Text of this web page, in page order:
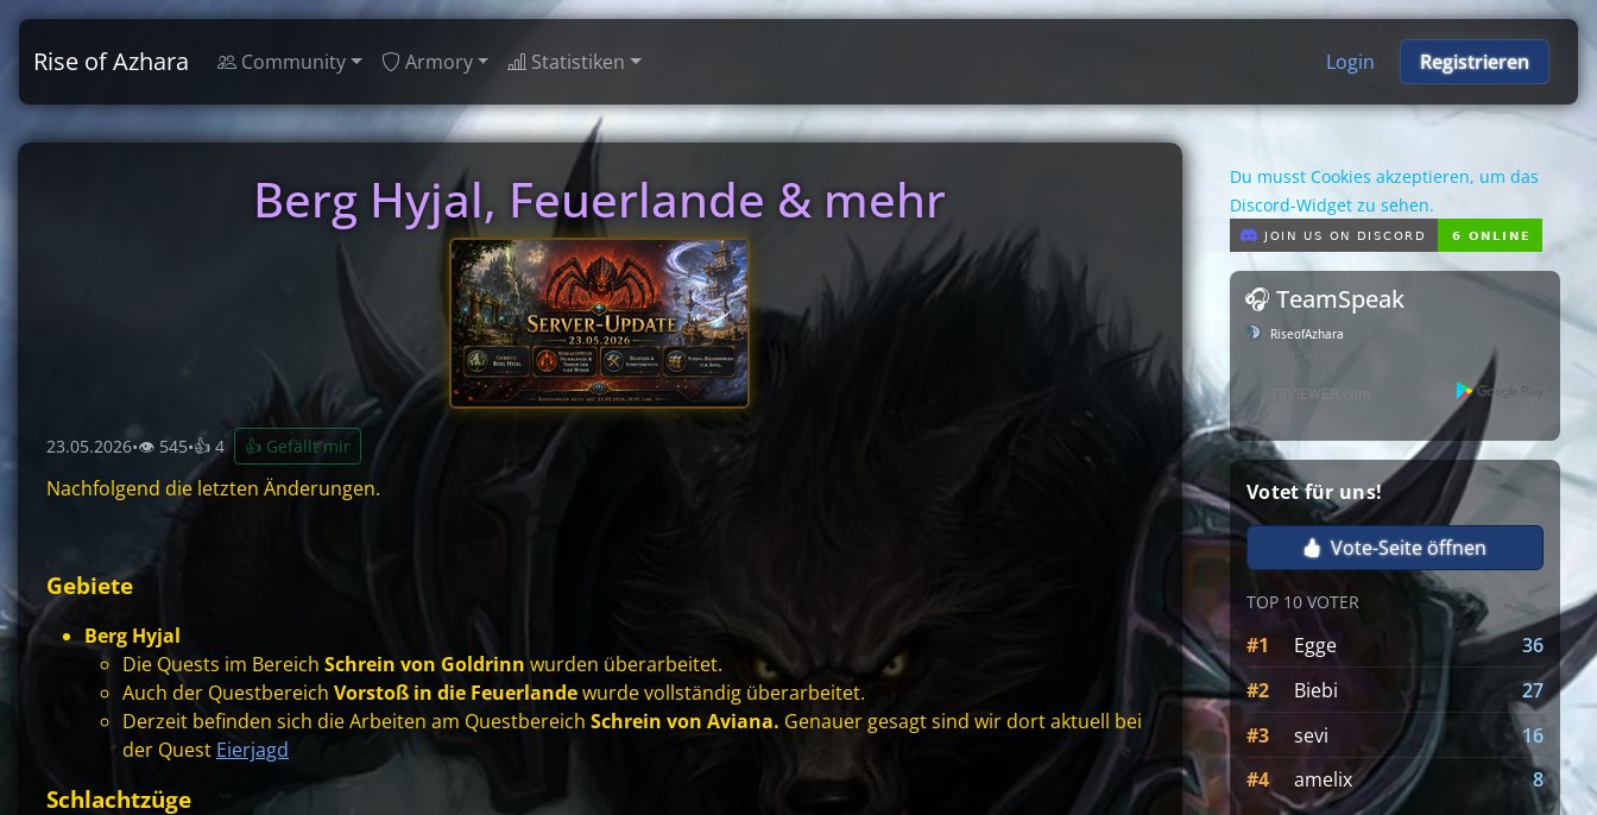
Rise of Azhara Community Armory Statistiken Login Registrieren
Berg Hyjal, Feuerlande & mehr
23.05.2026•👁 545•👍 4 👍 Gefällt mir
Nachfolgend die letzten Änderungen.
Gebiete
Berg Hyjal
Die Quests im Bereich Schrein von Goldrinn wurden überarbeitet.
Auch der Questbereich Vorstoß in die Feuerlandewurde vollständig überarbeitet.
Derzeit befinden sich die Arbeiten am Questbereich Schrein von Aviana. Genauer gesagt sind wir dort aktuell bei
der Quest Eierjagd
Schlachtzüge
Du musst Cookies akzeptieren, um das
Discord-Widget zu sehen.
🎧 TeamSpeak
RiseofAzhara
Votet für uns!
Vote-Seite öffnen
TOP 10 VOTER
#1 Egge
36
#2
Biebi
27
#3
sevi
16
#4
amelix 8